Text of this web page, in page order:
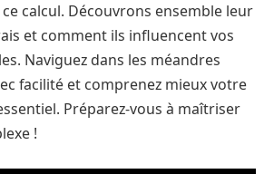
calcul. Découvrons ensemble leur
et comment ils influencent vos
Naviguez dans les méandres
facilité et comprenez mieux votre
Préparez-vous à maîtriser
!